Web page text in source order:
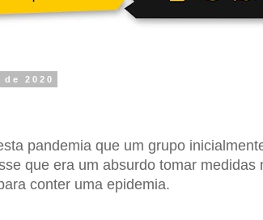
2020
pandemia que um grupo
que era um absurdo tomar medidas
conter uma epidemia.